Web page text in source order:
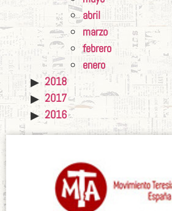
abril
marzo
febrero
enero
2018
2017
2016